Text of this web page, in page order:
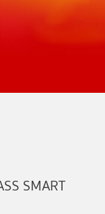
SMART